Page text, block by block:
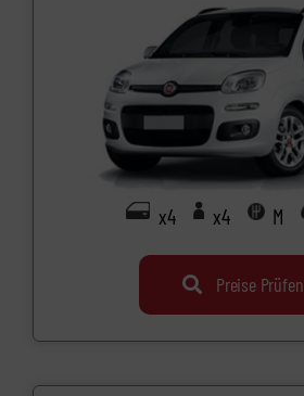
x4 x4 M
Preise Prüfen